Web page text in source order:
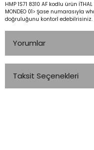
HMP 1S71 8310 AF kodlu ürün İTHAL
MONDEO 01> Şase numarasıyla
doğruluğunu kontorl edebilrisiniz.
Yorumlar
Taksit Seçenekleri